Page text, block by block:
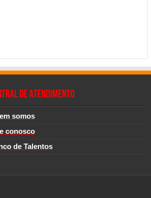
DE ATENDIMENTO
somos
conosco
de Talentos